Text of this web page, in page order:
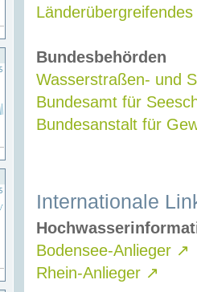
Bundesbehörden
Wasserstraßen- und
Bundesamt für
Bundesanstalt für
Internationale
Bodensee-Anlieger ↗
Rhein-Anlieger ↗